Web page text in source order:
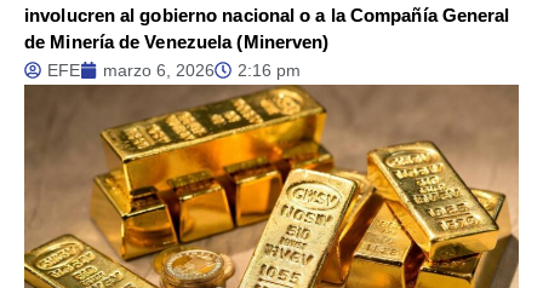
involucren al gobierno nacional o a la Compañía General
de Minería de Venezuela (Minerven)
EFE marzo 6, 2026 2:16 pm